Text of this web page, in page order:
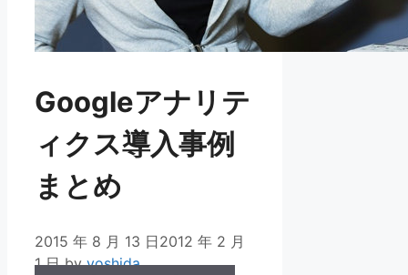
Googleアナリテ
ィクス導入事例
まとめ
2015 年 8 月 13 日2012 年 2 月
1 日 byyoshida